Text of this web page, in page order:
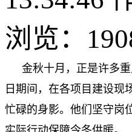
浏览：
金秋十月，正是许多
日期间，在各项目建设现
忙碌的身影。他们坚守岗